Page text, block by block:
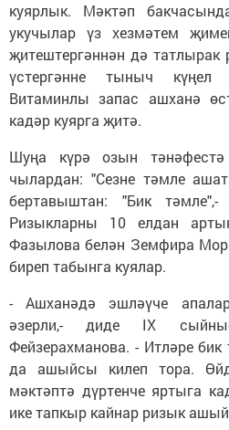
куярлык. Мәктәп
укучылар үз хезмәтем
җитештергәннән дә
үстергәнне тыныч
Витаминлы запас ашханә
кадәр куярга җитә.
Шуңа күрә озын
чылардан: "Сезне тәм­ле
бертавыштан: "Бик
Ризыкларны 10 елдан
Фазылова белән Земфира
биреп табынга куялар.
- Ашханәдә эшләүче
әзерли,- диде IX
Фейзерахманова. - Итләре
да ашыйсы килеп тора.
мәктәптә дүртенче яртыга
ике тапкыр кайнар ризык